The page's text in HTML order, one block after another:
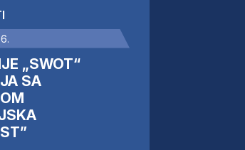
„SWOT“
SA